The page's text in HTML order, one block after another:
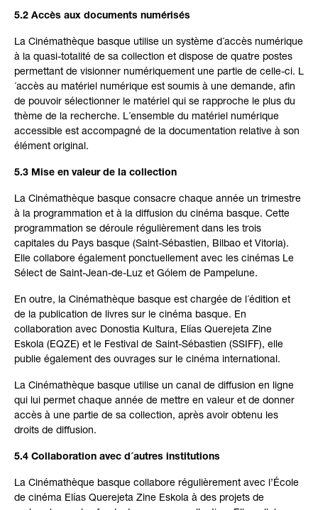
5.2 Accès aux documents numérisés
La Cinémathèque basque utilise un système d´accès numérique
à la quasi-totalité de sa collection et dispose de quatre postes
permettant de visionner numériquement une partie de celle-ci. L
´accès au matériel numérique est soumis à une demande, afin
de pouvoir sélectionner le matériel qui se rapproche le plus du
thème de la recherche. L´ensemble du matériel numérique
accessible est accompagné de la documentation relative à son
élément original.
5.3 Mise en valeur de la collection
La Cinémathèque basque consacre chaque année un trimestre
à la programmation et à la diffusion du cinéma basque. Cette
programmation se déroule régulièrement dans les trois
capitales du Pays basque (Saint-Sébastien, Bilbao et Vitoria).
Elle collabore également ponctuellement avec les cinémas Le
Sélect de Saint-Jean-de-Luz et Gólem de Pampelune.
En outre, la Cinémathèque basque est chargée de l´édition et
de la publication de livres sur le cinéma basque. En
collaboration avec Donostia Kultura, Elías Querejeta Zine
Eskola (EQZE) et le Festival de Saint-Sébastien (SSIFF), elle
publie également des ouvrages sur le cinéma international.
La Cinémathèque basque utilise un canal de diffusion en ligne
qui lui permet chaque année de mettre en valeur et de donner
accès à une partie de sa collection, après avoir obtenu les
droits de diffusion.
5.4 Collaboration avec d´autres institutions
La Cinémathèque basque collabore régulièrement avec l’École
de cinéma Elías Querejeta Zine Eskola à des projets de